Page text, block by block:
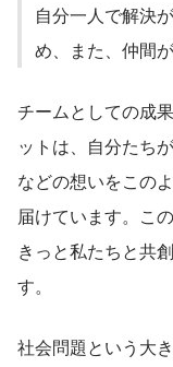
自分一人で解決
め、また、仲間
チームとしての成
ットは、自分たち
などの想いをこの
届けています。こ
きっと私たちと共
す。
社会問題という大